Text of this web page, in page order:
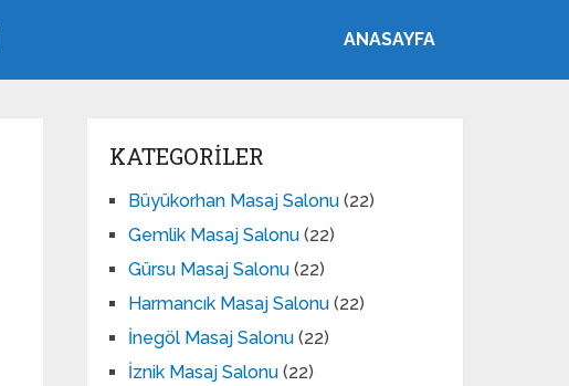
ANASAYFA
KATEGORILER
Büyükorhan Masaj Salonu (22)
Gemlik Masaj Salonu (22)
Gürsu Masaj Salonu (22)
Harmancık Masaj Salonu (22)
İnegöl Masaj Salonu (22)
İznik Masaj Salonu (22)